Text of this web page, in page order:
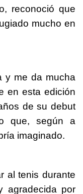
reconoció que
mucho en
y me da mucha
en esta edición
de su debut
que, según a
imaginado.
al tenis durante
agradecida por